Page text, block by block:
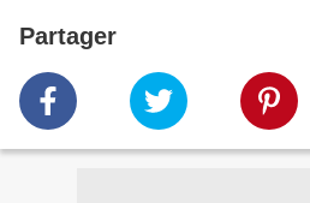
Partager